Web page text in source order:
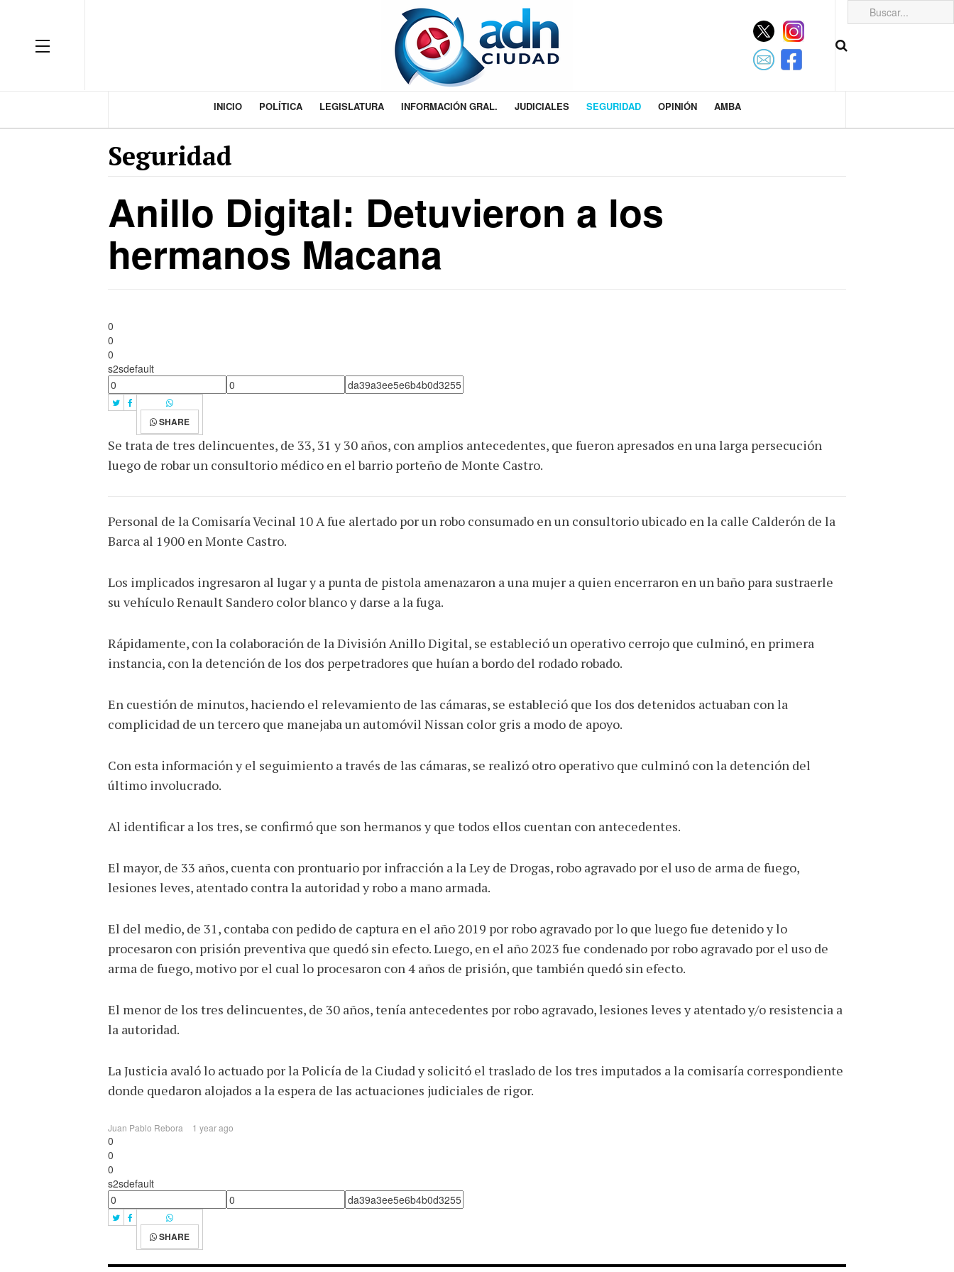
INICIO POLÍTICA LEGISLATURA INFORMACIÓN GRAL. JUDICIALES SEGURIDAD OPINIÓN AMBA
Seguridad
Anillo Digital: Detuvieron a los
hermanos Macana
0
0
0
s2sdefault
SHARE
Se trata de tres delincuentes, de 33, 31 y 30 años, con amplios antecedentes, que fueron apresados en una larga persecución
luego de robar un consultorio médico en el barrio porteño de Monte Castro.
Personal de la Comisaría Vecinal 10 A fue alertado por un robo consumado en un consultorio ubicado en la calle Calderón de la
Barca al 1900 en Monte Castro.
Los implicados ingresaron al lugar y a punta de pistola amenazaron a una mujer a quien encerraron en un baño para sustraerle
su vehículo Renault Sandero color blanco y darse a la fuga.
Rápidamente, con la colaboración de la División Anillo Digital, se estableció un operativo cerrojo que culminó, en primera
instancia, con la detención de los dos perpetradores que huían a bordo del rodado robado.
En cuestión de minutos, haciendo el relevamiento de las cámaras, se estableció que los dos detenidos actuaban con la
complicidad de un tercero que manejaba un automóvil Nissan color gris a modo de apoyo.
Con esta información y el seguimiento a través de las cámaras, se realizó otro operativo que culminó con la detención del
último involucrado.
Al identificar a los tres, se confirmó que son hermanos y que todos ellos cuentan con antecedentes.
El mayor, de 33 años, cuenta con prontuario por infracción a la Ley de Drogas, robo agravado por el uso de arma de fuego,
lesiones leves, atentado contra la autoridad y robo a mano armada.
El del medio, de 31, contaba con pedido de captura en el año 2019 por robo agravado por lo que luego fue detenido y lo
procesaron con prisión preventiva que quedó sin efecto. Luego, en el año 2023 fue condenado por robo agravado por el uso de
arma de fuego, motivo por el cual lo procesaron con 4 años de prisión, que también quedó sin efecto.
El menor de los tres delincuentes, de 30 años, tenía antecedentes por robo agravado, lesiones leves y atentado y/o resistencia a
la autoridad.
La Justicia avaló lo actuado por la Policía de la Ciudad y solicitó el traslado de los tres imputados a la comisaría correspondiente
donde quedaron alojados a la espera de las actuaciones judiciales de rigor.
Juan Pablo Rebora 1 year ago
0
0
0
s2sdefault
SHARE